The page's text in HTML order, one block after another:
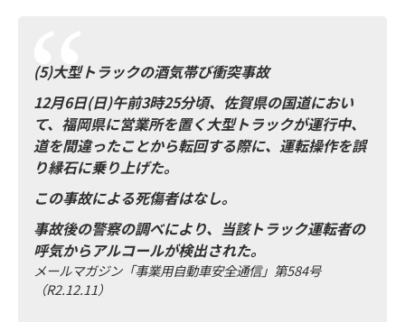
(5)大型トラックの酒気帯び衝突事故
12月6日(日)午前3時25分頃、佐賀県の国道におい
て、福岡県に営業所を置く大型トラックが運行中、
道を間違ったことから転回する際に、運転操作を誤
り縁石に乗り上げた。
この事故による死傷者はなし。
事故後の警察の調べにより、当該トラック運転者の
呼気からアルコールが検出された。
メールマガジン「事業用自動車安全通信」第584号
（R2.12.11）